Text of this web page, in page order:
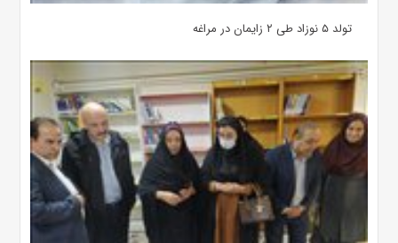
تولد ۵ نوزاد طی ۲ زایمان در مراغه